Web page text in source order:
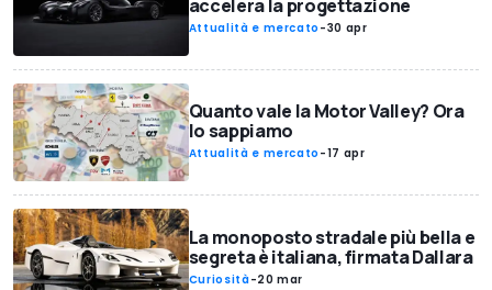
accelera la progettazione
Attualità e mercato -30 apr
Quanto vale la Motor Valley? Ora
lo sappiamo
Attualità e mercato -17 apr
La monoposto stradale più bella e
segreta è italiana, firmata Dallara
Curiosità-20 mar